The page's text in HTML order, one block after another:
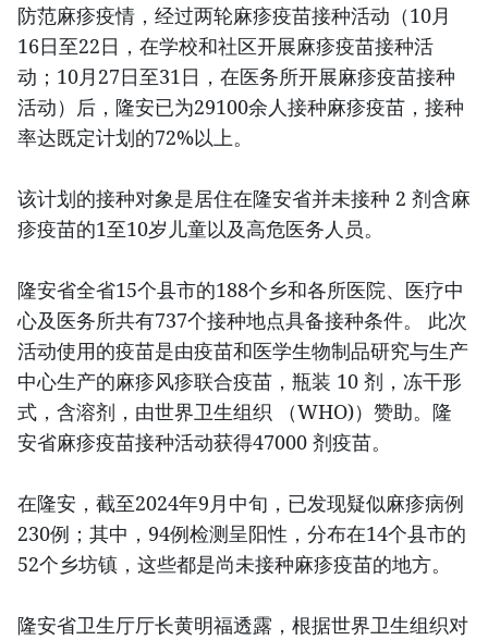
防范麻疹疫情，经过两轮麻疹疫苗接种活动（10月
16日至22日，在学校和社区开展麻疹疫苗接种活
动；10月27日至31日，在医务所开展麻疹疫苗接种
活动）后，隆安已为29100余人接种麻疹疫苗，接种
率达既定计划的72%以上。
该计划的接种对象是居住在隆安省并未接种 2 剂含麻
疹疫苗的1至10岁儿童以及高危医务人员。
隆安省全省15个县市的188个乡和各所医院、医疗中
心及医务所共有737个接种地点具备接种条件。 此次
活动使用的疫苗是由疫苗和医学生物制品研究与生产
中心生产的麻疹风疹联合疫苗，瓶装 10 剂，冻干形
式，含溶剂，由世界卫生组织 （WHO)）赞助。隆
安省麻疹疫苗接种活动获得47000 剂疫苗。
在隆安，截至2024年9月中旬，已发现疑似麻疹病例
230例；其中，94例检测呈阳性，分布在14个县市的
52个乡坊镇，这些都是尚未接种麻疹疫苗的地方。
隆安省卫生厅厅长黄明福透露，根据世界卫生组织对